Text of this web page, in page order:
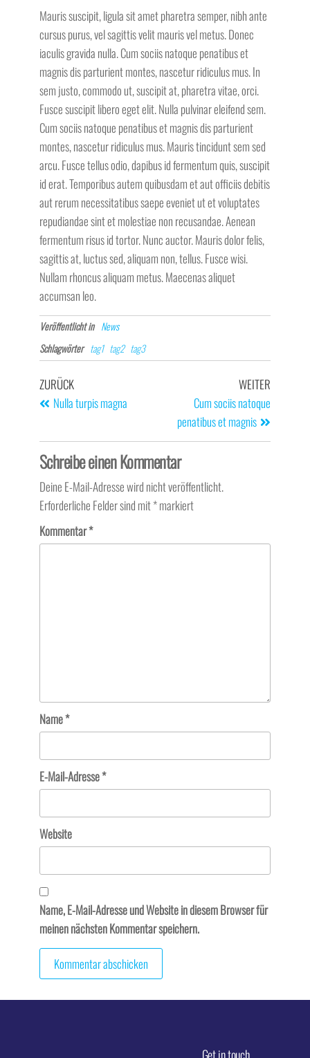
Mauris suscipit, ligula sit amet pharetra semper, nibh ante
cursus purus, vel sagittis velit mauris vel metus. Donec
iaculis gravida nulla. Cum sociis natoque penatibus et
magnis dis parturient montes, nascetur ridiculus mus. In
sem justo, commodo ut, suscipit at, pharetra vitae, orci.
Fusce suscipit libero eget elit. Nulla pulvinar eleifend sem.
Cum sociis natoque penatibus et magnis dis parturient
montes, nascetur ridiculus mus. Mauris tincidunt sem sed
arcu. Fusce tellus odio, dapibus id fermentum quis, suscipit
id erat. Temporibus autem quibusdam et aut officiis debitis
aut rerum necessitatibus saepe eveniet ut et voluptates
repudiandae sint et molestiae non recusandae. Aenean
fermentum risus id tortor. Nunc auctor. Mauris dolor felis,
sagittis at, luctus sed, aliquam non, tellus. Fusce wisi.
Nullam rhoncus aliquam metus. Maecenas aliquet
accumsan leo.
Veröffentlicht in News
Schlagwörter tag1 tag2 tag3
ZURÜCK
Nulla turpis magna
WEITER
Cum sociis natoque
penatibus et magnis
Schreibe einen Kommentar
Deine E-Mail-Adresse wird nicht veröffentlicht.
Erforderliche Felder sind mit*markiert
Kommentar*
Name*
E-Mail-Adresse*
Website
Name, E-Mail-Adresse und Website in diesem Browser für
meinen nächsten Kommentar speichern.